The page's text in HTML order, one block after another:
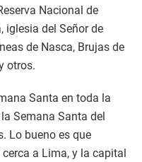
Nacional de
iglesia del Señor de
de Nasca, Brujas de
otros.
Santa en toda la
Semana Santa del
Lo bueno es que
a Lima, y la capital